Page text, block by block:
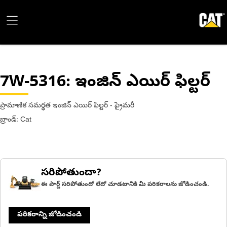
7W-5316: ఇంజిన్ ఎయిర్ ఫిల్టర్
ప్రామాణిక సమర్థత ఇంజిన్ ఎయిర్ ఫిల్టర్ - ప్రైమరీ
బ్రాండ్: Cat
సరిపోతుందా?
ఈ పార్ట్ సరిపోతుందో లేదో చూడటానికి మీ పరికరాలను జోడించండి.
పరికరాన్ని జోడించండి